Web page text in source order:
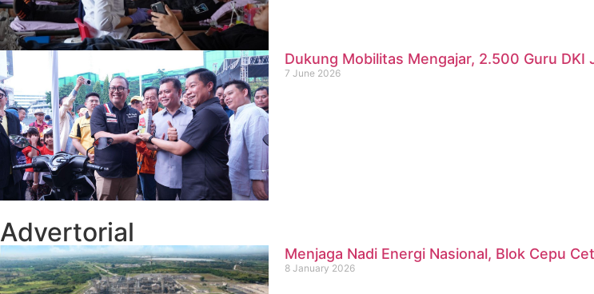
Dukung Mobilitas Mengajar, 2.500 Guru
7 June 2026
Advertorial
Menjaga Nadi Energi Nasional, Blok Cepu
8 January 2026